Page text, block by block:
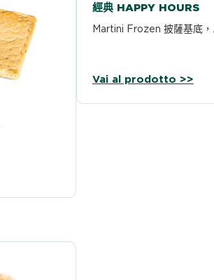
經典 HAPPY HOURS
Martini Frozen 披薩基底，…
Vai al prodotto >>